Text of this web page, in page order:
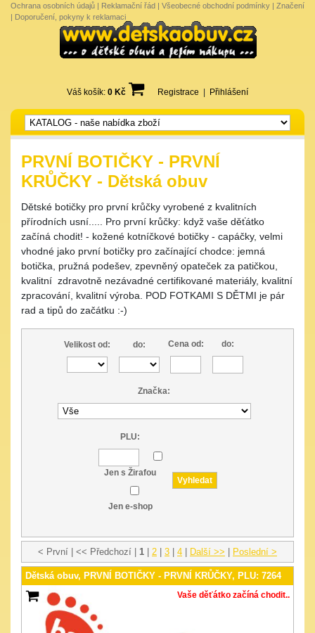
Ochrana osobních údajů | Reklamační řád | Všeobecné obchodní podmínky | Značení
| Doporučení, pokyny k reklamaci
Váš košík: 0 Kč Registrace Přihlášení
PRVNÍ BOTIČKY - PRVNÍ
KRŮČKY - Dětská obuv
Dětské botičky pro první krůčky vyrobené z kvalitních
přírodních usní..... Pro první krůčky: když vaše děťátko
začíná chodit! - kožené kotníčkové botičky - capáčky, velmi
vhodné jako první botičky pro začínající chodce: jemná
botička, pružná podešev, zpevněný opateček za patičkou,
kvalitní zdravotně nezávadné certifikované materiály, kvalitní
zpracování, kvalitní výroba. POD FOTKAMI S DĚTMI je pár
rad a tipů do začátku :-)
Velikost od: do: Cena od: do:
Značka:
PLU:
Jen s Žirafou
Jen e-shop
< První | << Předchozí | 1 2 3 4 Další >> Poslední >
Dětská obuv, PRVNÍ BOTIČKY - PRVNÍ KRŮČKY, PLU: 7264
Vaše děťátko začíná chodit..